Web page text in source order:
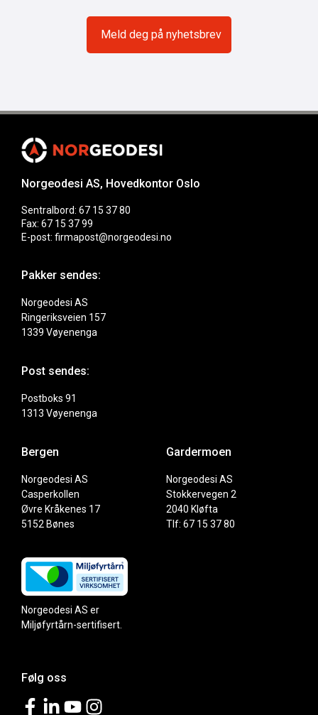
Norgeodesi AS, Hovedkontor Oslo
Sentralbord: 67 15 37 80
Fax: 67 15 37 99
E-post: firmapost@norgeodesi.no
Pakker sendes:
Norgeodesi AS
Ringeriksveien 157
1339 Vøyenenga
Post sendes:
Postboks 91
1313 Vøyenenga
Bergen
Norgeodesi AS
Casperkollen
Øvre Kråkenes 17
5152 Bønes
Gardermoen
Norgeodesi AS
Stokkervegen 2
2040 Kløfta
Tlf: 67 15 37 80
Norgeodesi AS er
Miljøfyrtårn-sertifisert.
Følg oss